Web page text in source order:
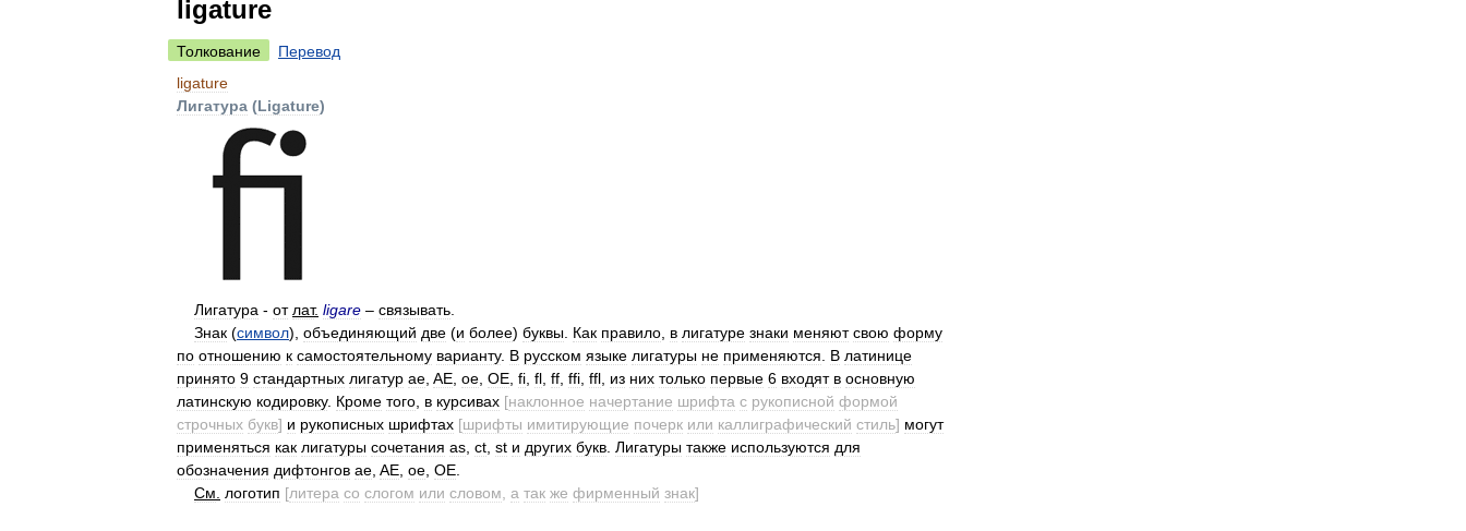
ligature
Толкование
Перевод
ligature
Лигатура (Ligature)
Лигатура - от лат. ligare – связывать
Знак (символ), объединяющий две (и более) буквы Как правило в лигатуре знаки меняют свою форму
по отношению к самостоятельному варианту. В русском языке лигатуры не применяются В латинице
принято 9 стандартных лигатур ae AE oe OE fi fl ff ffi ffl из них только первые 6 входят в основную
латинскую кодировку. Кроме того в курсивах [наклонное начертание шрифта с рукописной формой
строчных букв] и рукописных шрифтах [шрифты имитирующие почерк или каллиграфический стиль] могут
применяться как лигатуры сочетания as ct st и других букв Лигатуры также используются для
обозначения дифтонгов ae AE oe OE
См
логотип [литера со слогом или словом а так же фирменный знак]